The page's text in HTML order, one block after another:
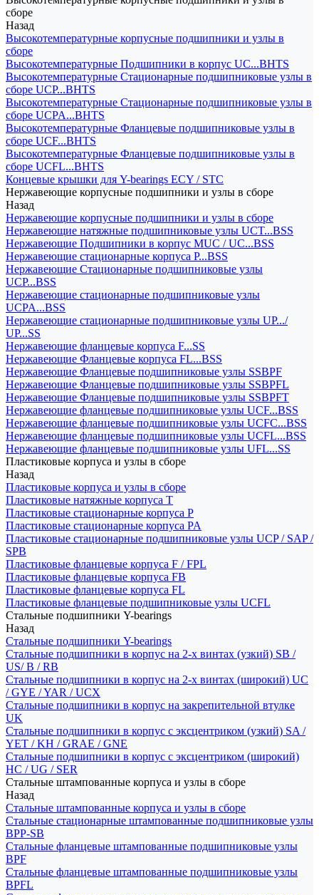
сборе
Назад
Высокотемпературные корпусные подшипники и узлы в
сборе
Высокотемпературные Подшипники в корпус UC...BHTS
Высокотемпературные Стационарные подшипниковые узлы в
сборе UCP...BHTS
Высокотемпературные Стационарные подшипниковые узлы в
сборе UCPA...BHTS
Высокотемпературные Фланцевые подшипниковые узлы в
сборе UCF...BHTS
Высокотемпературные Фланцевые подшипниковые узлы в
сборе UCFL...BHTS
Концевые крышки для Y-bearings ECY / STC
Нержавеющие корпусные подшипники и узлы в сборе
Назад
Нержавеющие корпусные подшипники и узлы в сборе
Нержавеющие натяжные подшипниковые узлы UCT...BSS
Нержавеющие Подшипники в корпус MUC / UC...BSS
Нержавеющие стационарные корпуса P...BSS
Нержавеющие Стационарные подшипниковые узлы
UCP...BSS
Нержавеющие стационарные подшипниковые узлы
UCPA...BSS
Нержавеющие стационарные подшипниковые узлы UP.../
UP...SS
Нержавеющие фланцевые корпуса F...SS
Нержавеющие Фланцевые корпуса FL...BSS
Нержавеющие Фланцевые подшипниковые узлы SSBPF
Нержавеющие Фланцевые подшипниковые узлы SSBPFL
Нержавеющие Фланцевые подшипниковые узлы SSBPFT
Нержавеющие фланцевые подшипниковые узлы UCF...BSS
Нержавеющие фланцевые подшипниковые узлы UCFC...BSS
Нержавеющие фланцевые подшипниковые узлы UCFL...BSS
Нержавеющие фланцевые подшипниковые узлы UFL...SS
Пластиковые корпуса и узлы в сборе
Назад
Пластиковые корпуса и узлы в сборе
Пластиковые натяжные корпуса T
Пластиковые стационарные корпуса P
Пластиковые стационарные корпуса PA
Пластиковые стационарные подшипниковые узлы UCP / SAP /
SPB
Пластиковые фланцевые корпуса F / FPL
Пластиковые фланцевые корпуса FB
Пластиковые фланцевые корпуса FL
Пластиковые фланцевые подшипниковые узлы UCFL
Стальные подшипники Y-bearings
Назад
Стальные подшипники Y-bearings
Стальные подшипники в корпус на 2-х винтах (узкий) SB /
US/ B / RB
Стальные подшипники в корпус на 2-х винтах (широкий) UC
/ GYE / YAR / UCX
Стальные подшипники в корпус на закрепительной втулке
UK
Стальные подшипники в корпус с эксцентриком (узкий) SA /
YET / KH / GRAE / GNE
Стальные подшипники в корпус с эксцентриком (широкий)
HC / UG / SER
Стальные штампованные корпуса и узлы в сборе
Назад
Стальные штампованные корпуса и узлы в сборе
Стальные стационарные штампованные подшипниковые узлы
BPP-SB
Стальные фланцевые штампованные подшипниковые узлы
BPF
Стальные фланцевые штампованные подшипниковые узлы
BPFL